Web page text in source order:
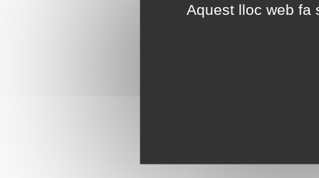
Aquest lloc web fa